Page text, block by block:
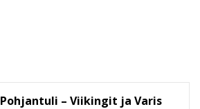
Pohjantuli – Viikingit ja Varis